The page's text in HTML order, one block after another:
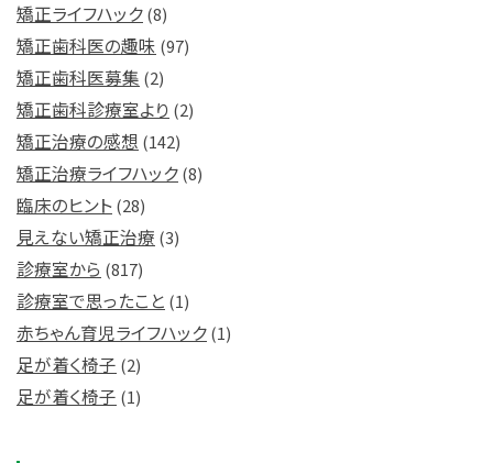
矯正ライフハック(8)
矯正歯科医の趣味 (97)
矯正歯科医募集 (2)
矯正歯科診療室より (2)
矯正治療の感想 (142)
矯正治療ライフハック(8)
臨床のヒント(28)
見えない矯正治療 (3)
診療室から (817)
診療室で思ったこと (1)
赤ちゃん育児ライフハック(1)
足が着く椅子 (2)
足が着く椅子 (1)